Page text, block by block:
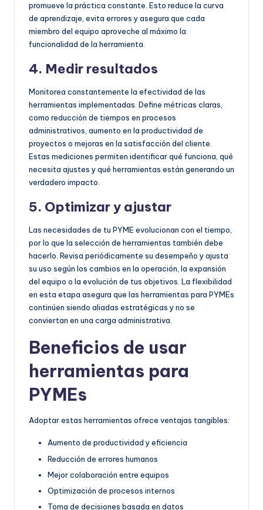
promueve la práctica constante. Esto reduce la curva
de aprendizaje, evita errores y asegura que cada
miembro del equipo aproveche al máximo la
funcionalidad de la herramienta.
4. Medir resultados
Monitorea constantemente la efectividad de las
herramientas implementadas. Define métricas claras,
como reducción de tiempos en procesos
administrativos, aumento en la productividad de
proyectos o mejoras en la satisfacción del cliente.
Estas mediciones permiten identificar qué funciona, qué
necesita ajustes y qué herramientas están generando un
verdadero impacto.
5. Optimizar y ajustar
Las necesidades de tu PYME evolucionan con el tiempo,
por lo que la selección de herramientas también debe
hacerlo. Revisa periódicamente su desempeño y ajusta
su uso según los cambios en la operación, la expansión
del equipo o la evolución de tus objetivos. La flexibilidad
en esta etapa asegura que las herramientas para PYMEs
continúen siendo aliadas estratégicas y no se
conviertan en una carga administrativa.
Beneficios de usar
herramientas para
PYMEs
Adoptar estas herramientas ofrece ventajas tangibles:
Aumento de productividad y eficiencia
Reducción de errores humanos
Mejor colaboración entre equipos
Optimización de procesos internos
Toma de decisiones basada en datos